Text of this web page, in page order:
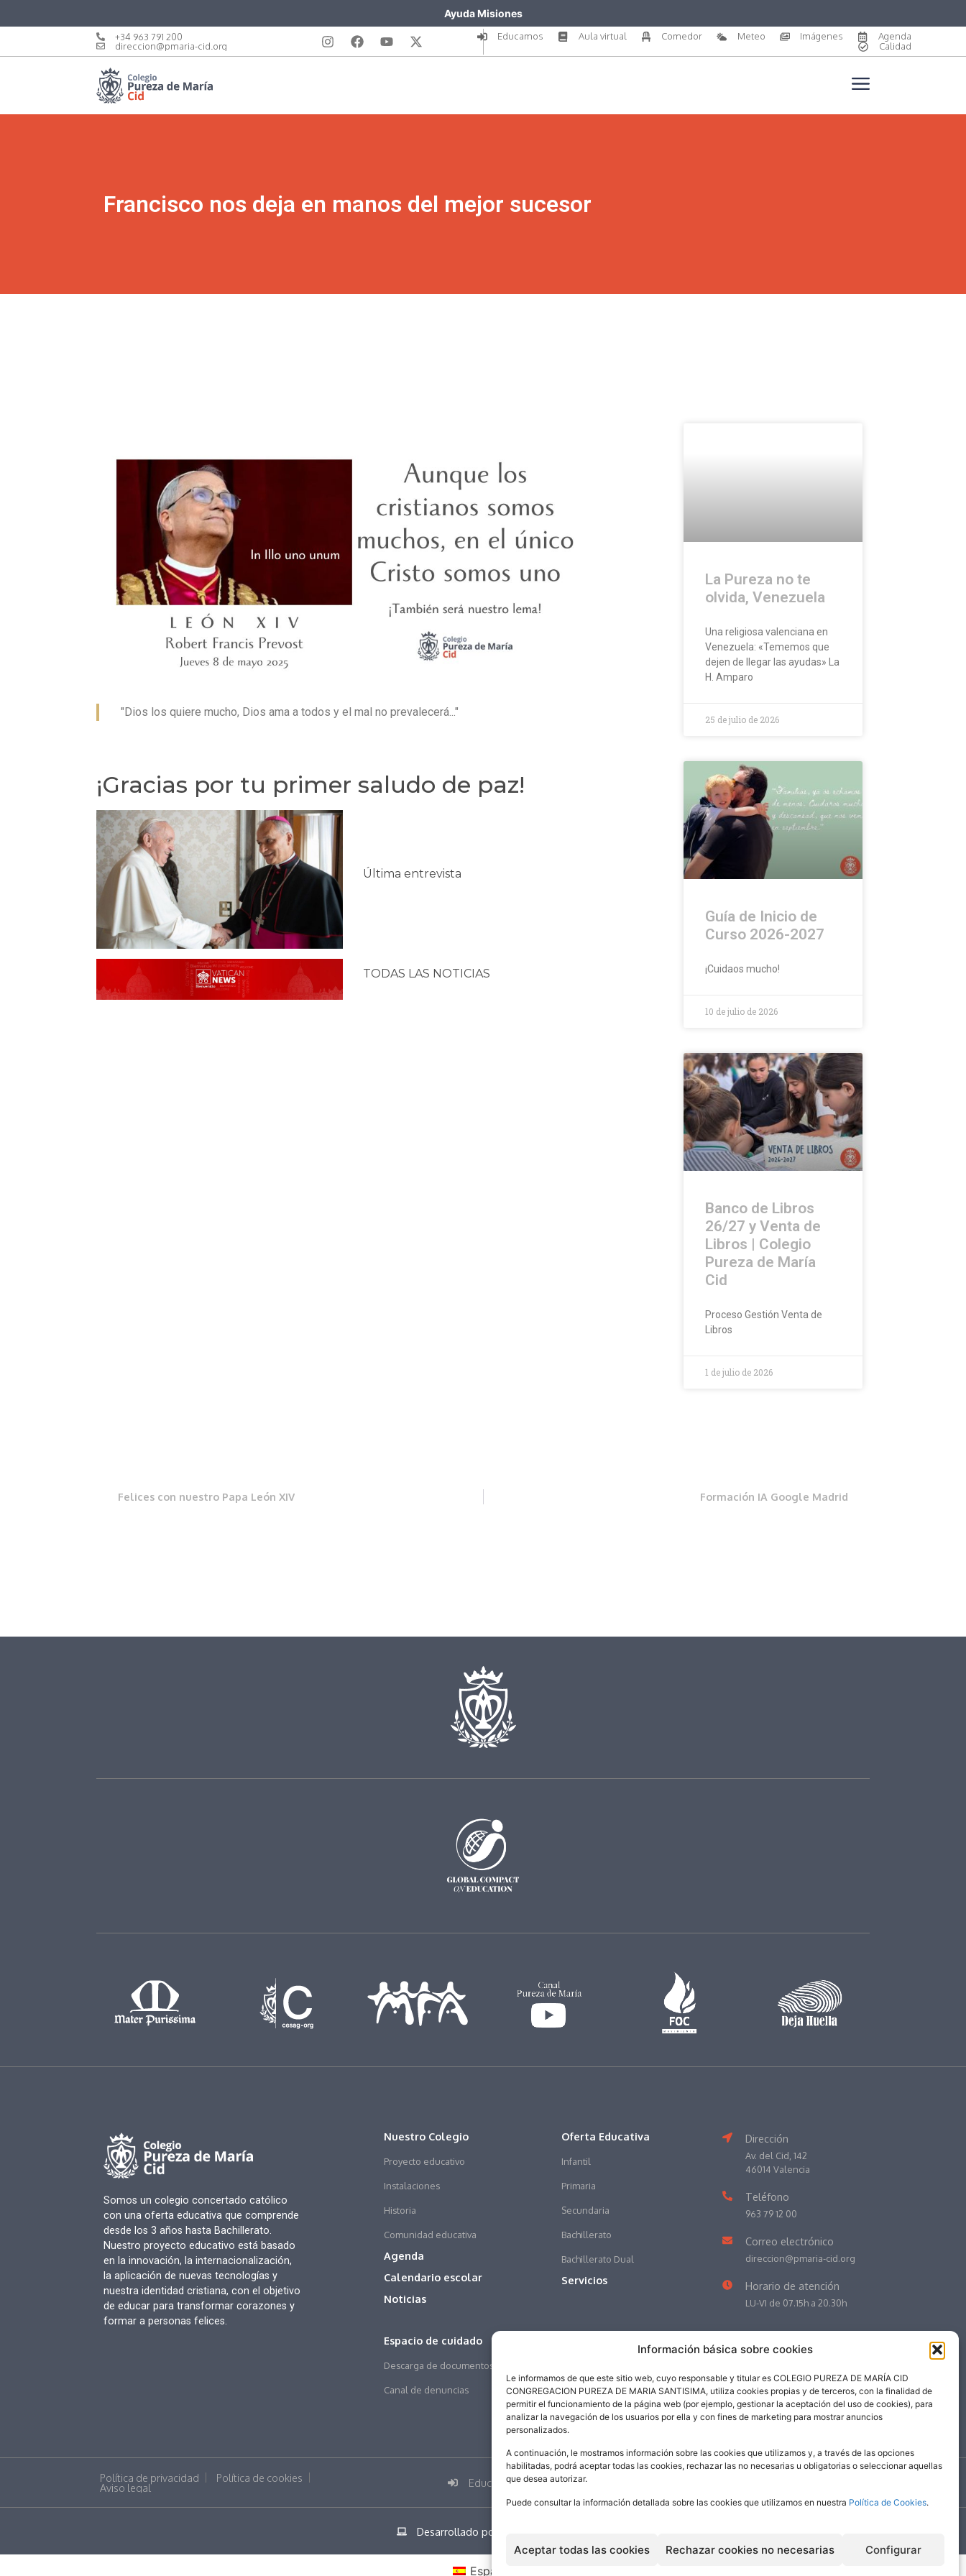
Información básica sobre cookies
Le informamos de que este sitio web, cuyo responsable y titular es COLEGIO PUREZA DE MARÍA CID
CONGREGACION PUREZA DE MARIA SANTISIMA, utiliza cookies propias y de terceros, con la finalidad de
permitir el funcionamiento de la página web (por ejemplo, gestionar la aceptación del uso de cookies), para
analizar la navegación de los usuarios por ella y con fines de marketing para mostrar anuncios
personalizados.
A continuación, le mostramos información sobre las cookies que utilizamos y, a través de las opciones
habilitadas, podrá aceptar todas las cookies, rechazar las no necesarias u obligatorias o seleccionar aquellas
que desea autorizar.
Puede consultar la información detallada sobre las cookies que utilizamos en nuestra Política de Cookies.
Aceptar todas las cookies Rechazar cookies no necesarias Configurar
Ayuda Misiones
+34 963 791 200
direccion@pmaria-cid.org
Educamos Aula virtual Comedor Meteo Imágenes
Agenda
Calidad
Francisco nos deja en manos del mejor sucesor
"Dios los quiere mucho, Dios ama a todos y el mal no prevalecerá..."
¡Gracias por tu primer saludo de paz!
Última entrevista
TODAS LAS NOTICIAS
La Pureza no te
olvida, Venezuela
Una religiosa valenciana en
Venezuela: «Tememos que
dejen de llegar las ayudas» La
H. Amparo
25 de julio de 2026
Guía de Inicio de
Curso 2026-2027
¡Cuidaos mucho!
10 de julio de 2026
Banco de Libros
26/27 y Venta de
Libros | Colegio
Pureza de María
Cid
Proceso Gestión Venta de
Libros
1 de julio de 2026
Felices con nuestro Papa León XIV Formación IA Google Madrid
Somos un colegio concertado católico
con una oferta educativa que comprende
desde los 3 años hasta Bachillerato.
Nuestro proyecto educativo está basado
en la innovación, la internacionalización,
la aplicación de nuevas tecnologías y
nuestra identidad cristiana, con el objetivo
de educar para transformar corazones y
formar a personas felices.
Nuestro Colegio
Proyecto educativo
Instalaciones
Historia
Comunidad educativa
Agenda
Calendario escolar
Noticias
Espacio de cuidado
Descarga de documentos
Canal de denuncias
Oferta Educativa
Infantil
Primaria
Secundaria
Bachillerato
Bachillerato Dual
Servicios
Dirección
Av. del Cid, 142
46014 Valencia
Teléfono
963 79 12 00
Correo electrónico
direccion@pmaria-cid.org
Horario de atención
LU-VI de 07.15h a 20.30h
Política de privacidad Política de cookies
Aviso legal Educamos
Desarrollado por addicional.com
Español